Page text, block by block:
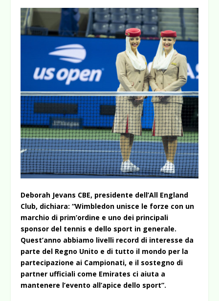
Deborah Jevans CBE, presidente dell’All England
Club, dichiara: “Wimbledon unisce le forze con un
marchio di prim’ordine e uno dei principali
sponsor del tennis e dello sport in generale.
Quest’anno abbiamo livelli record di interesse da
parte del Regno Unito e di tutto il mondo per la
partecipazione ai Campionati, e il sostegno di
partner ufficiali come Emirates ci aiuta a
mantenere l’evento all’apice dello sport”.